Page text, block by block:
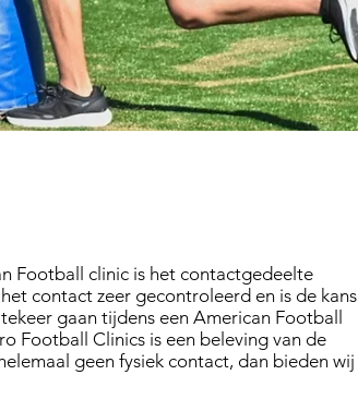
Football clinic is het contactgedeelte
contact zeer gecontroleerd en is de kans
gaan tijdens een American Football
Football Clinics is een beleving van de
geen fysiek contact, dan bieden wij